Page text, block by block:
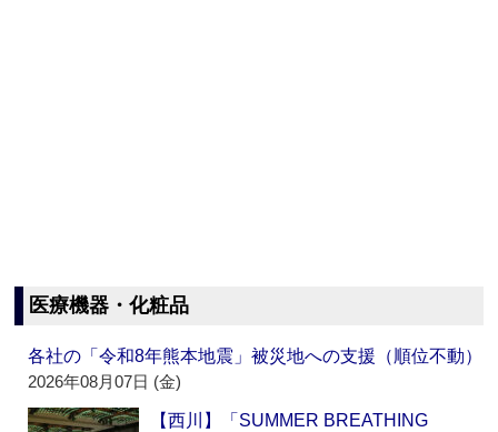
医療機器・化粧品
各社の「令和8年熊本地震」被災地への支援（順位不動）
2026年08月07日 (金)
【西川】「SUMMER BREATHING